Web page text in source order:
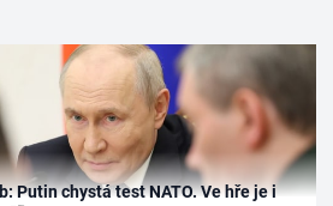
Putin chystá test NATO. Ve hře je i